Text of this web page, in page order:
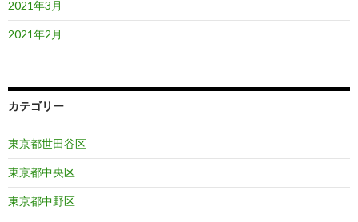
2021年3月
2021年2月
カテゴリー
東京都世田谷区
東京都中央区
東京都中野区